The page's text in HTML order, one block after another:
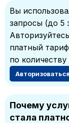
Вы
запросы (до 5
платный
по
Авторизоваться
Почему
стала